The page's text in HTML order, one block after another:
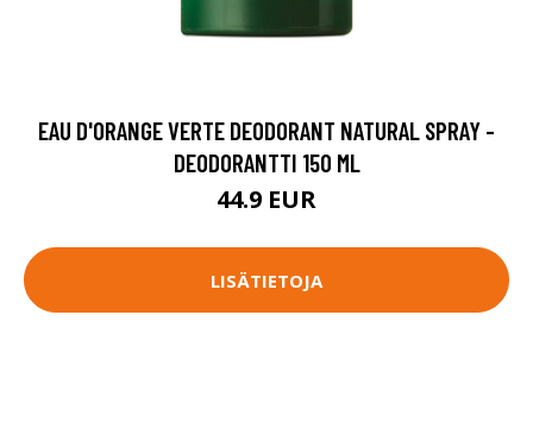
EAU D'ORANGE VERTE DEODORANT NATURAL SPRAY -
DEODORANTTI 150 ML
44.9 EUR
LISÄTIETOJA